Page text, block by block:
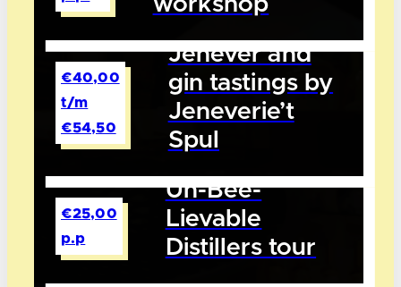
€40,00
t/m
€54,50
Jenever and
gin tastings by
Jeneverie’t
Spul
€25,00
p.p
Un-Bee-
Lievable
Distillers tour